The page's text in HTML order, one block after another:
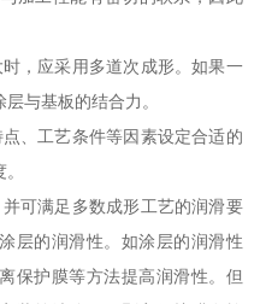
，应采用多道次成形。如果一
与基板的结合力。
、工艺条件等因素设定合适的
可满足多数成形工艺的润滑要
层的润滑性。如涂层的润滑性
保护膜等方法提高润滑性。但